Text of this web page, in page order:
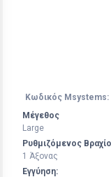
Κωδικός Msystems:
Μέγεθος
Large
Ρυθμιζόμενος
1 Άξoνας
Εγγύηση: